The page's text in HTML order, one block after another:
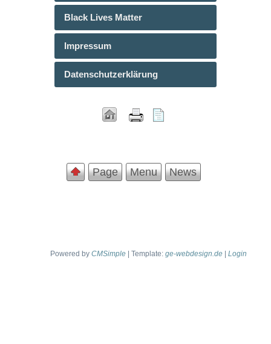
Black Lives Matter
Impressum
Datenschutzerklärung
Page Menu News
Powered by CMSimple | Template: ge-webdesign.de Login